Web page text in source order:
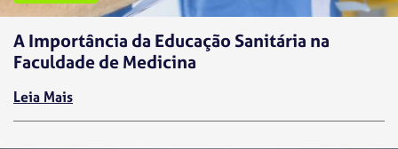
A Importância da Educação Sanitária na
Faculdade de Medicina
Leia Mais